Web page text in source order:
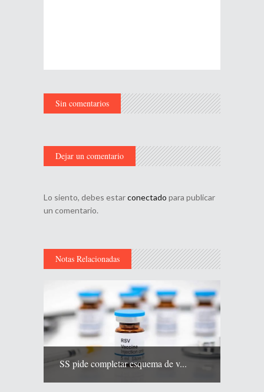
Sin comentarios
Dejar un comentario
Lo siento, debes estarconectado para publicar
un comentario.
Notas Relacionadas
SS pide completar esquema de v...